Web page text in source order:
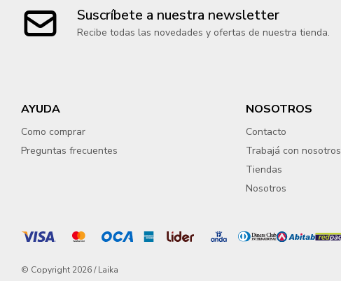
Suscríbete a nuestra newsletter
Recibe todas las novedades y ofertas de nuestra tienda.
AYUDA
Como comprar
Preguntas frecuentes
NOSOTROS
Contacto
Trabajá con nosotros
Tiendas
Nosotros
© Copyright 2026 / Laika